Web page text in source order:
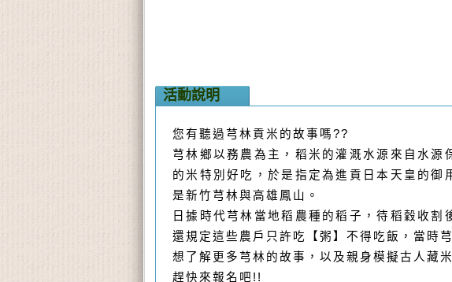
活動說明
您有聽過芎林貢米的故事嗎??
芎林鄉以務農為主，稻米的灌溉水源來自水
的米特別好吃，於是指定為進貢日本天皇的御
是新竹芎林與高雄鳳山。
日據時代芎林當地稻農種的稻子，待稻穀收
還規定這些農戶只許吃【粥】不得吃飯，當時
想了解更多芎林的故事，以及親身模擬古人
趕快來報名吧!!